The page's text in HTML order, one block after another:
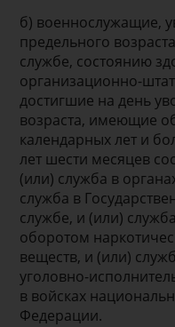
б) военнослужащие,
предельного
службе, состоянию
организационно-
достигшие на день
возраста, имеющие
календарных лет и
лет шести месяцев
(или) служба в
служба в
службе, и (или)
оборотом
веществ, и (или)
уголовно-
в войсках
Федерации.